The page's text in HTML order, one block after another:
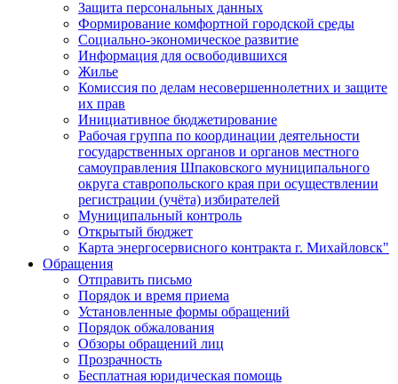
Защита персональных данных
Формирование комфортной городской среды
Социально-экономическое развитие
Информация для освободившихся
Жилье
Комиссия по делам несовершеннолетних и защите
их прав
Инициативное бюджетирование
Рабочая группа по координации деятельности
государственных органов и органов местного
самоуправления Шпаковского муниципального
округа ставропольского края при осуществлении
регистрации (учёта) избирателей
Муниципальный контроль
Открытый бюджет
Карта энергосервисного контракта г. Михайловск"
Обращения
Отправить письмо
Порядок и время приема
Установленные формы обращений
Порядок обжалования
Обзоры обращений лиц
Прозрачность
Бесплатная юридическая помощь